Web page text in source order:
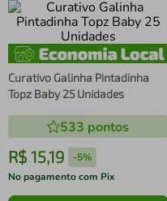
Curativo Galinha Pintadinha
Topz Baby 25 Unidades
533 pontos
R$ 15,19 -5%
No pagamento com Pix